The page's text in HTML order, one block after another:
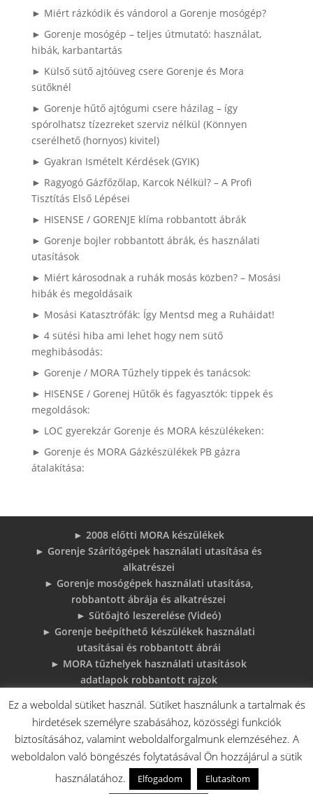
► Miért rázkódik és vándorol a Gorenje mosógép?
► Gorenje mosógép – teljes útmutató: használat,
hibák, karbantartás
► Külső sütő ajtóüveg csere Gorenje és Mora
sütőknél
► Gorenje hűtő ajtógumi csere házilag – így
spórolhatsz tízezreket szerviz nélkül (Könnyen
cserélhető (hornyos) kivitel)
► Gyakran Ismételt Kérdések (GYIK)
► Ragyogó Gázfőzőlap, Karcok Nélkül? – A Profi
Tisztítás Első Lépései
► HISENSE / GORENJE klíma robbantott ábrák
► Gorenje bojler robbantott ábrák, és használati
utasítások
► Miért károsodnak a ruhák mosás közben? – Mosási
hibák és megoldásaik
► Mosási Katasztrófák: Így Mentsd meg a Ruháidat!
► 4 sütési hiba ami lehet hogy nem sütő
meghibásodás:
► Gorenje / MORA Tűzhely tippek és tanácsok:
► HISENSE / Gorenej Hűtők és fagyasztók: tippek és
megoldások:
► LOC gyerekzár Gorenje és MORA készülékeken:
► Gorenje és MORA Gázkészülékek PB gázra
átalakítása:
► 2008 előtti MORA készülékek
► Gorenje Szárítógépek használati utasítása és
alkatrészei
► Gorenje mosógépek használati utasítása,
robbantott ábrája és alkatrészei
► Sütőajtó leszerelése (Videó)
► Gorenje beépíthető készülékek használati
utasításai és robbantott ábrái
► MORA tűzhelyek használati utasítások
adatlapok robbantott rajzok
megoldások
► 6 gyakori sütő hiba, és megoldások
♦Gorenje Háztartásigépek adattábláiról:
Ez a weboldal sütiket használ. Sütiket használunk a tartalmak és
hirdetések személyre szabásához, közösségi funkciók
biztosításához, valamint weboldalforgalmunk elemzéséhez. A
weboldalon való böngészés folytatásával Ön hozzájárul a sütik
használatához.
Elfogadom Elutasítom